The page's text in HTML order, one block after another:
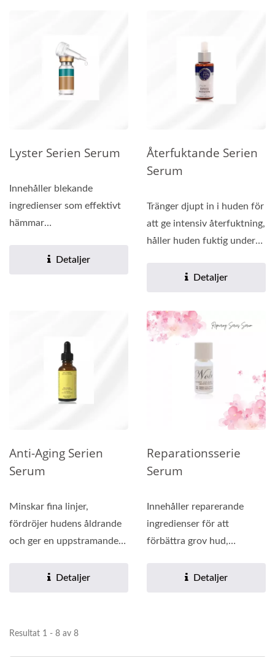
Lyster Serien Serum
Innehåller blekande
ingredienser som effektivt
hämmar
vilket gör att huden...
Detaljer
Återfuktande Serien
Serum
Tränger djupt in i huden för
att ge intensiv återfuktning,
håller huden fuktig under
Detaljer
Anti-Aging Serien
Serum
Minskar fina linjer,
fördröjer hudens åldrande
och ger en uppstramande
Detaljer
Reparationsserie
Serum
Innehåller reparerande
ingredienser för att
förbättra grov hud,
Detaljer
Resultat 1 - 8 av 8